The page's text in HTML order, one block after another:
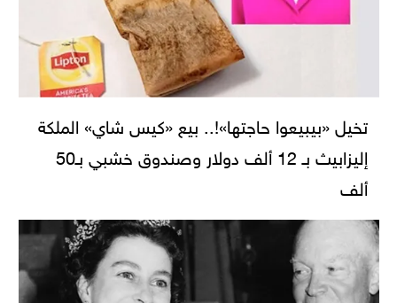
تخيل «بيبيعوا حاجتها»!.. بيع «كيس شاي» الملكة
إليزابيث بـ 12 ألف دولار وصندوق خشبي بـ50
ألف